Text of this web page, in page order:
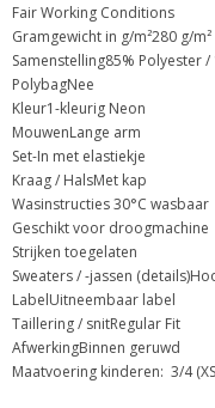
Fair Working Conditions
Gramgewicht in g/m²280 g/m²
Samenstelling85% Polyester /
PolybagNee
Kleur1-kleurig​ ​Neon
MouwenLange arm
Set-In​ ​met elastiekje
Kraag / HalsMet kap
Wasinstructies​ ​30°C wasbaar
Geschikt voor droogmachine
Strijken toegelaten
Sweaters / -jassen
LabelUitneembaar label
Taillering / snitRegular Fit
AfwerkingBinnen geruwd
Maatvoering kinderen: 3/4